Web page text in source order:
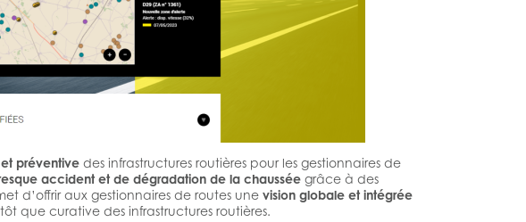
préventive des infrastructures routières pour les gestionnaires de
accident et de dégradation de la chaussée grâce à des
d’offrir aux gestionnaires de routes une vision globale et intégrée
que curative des infrastructures routières.